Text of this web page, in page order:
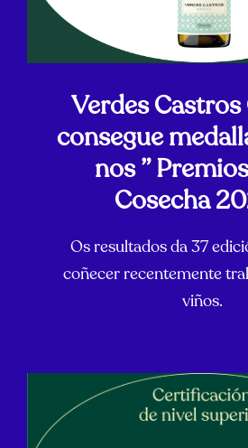
Verdes
consegue
nos ”
Cosecha
Os resultados da 37
coñecer recentemente
viños.